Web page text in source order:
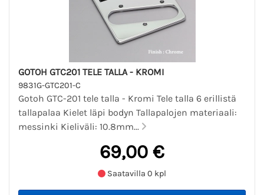
GOTOH GTC201 TELE TALLA - KROMI
9831G-GTC201-C
Gotoh GTC-201 tele talla - Kromi Tele talla 6 erillistä
tallapalaa Kielet läpi bodyn Tallapalojen materiaali:
messinki Kieliväli: 10.8mm...
69,00 €
Saatavilla 0 kpl